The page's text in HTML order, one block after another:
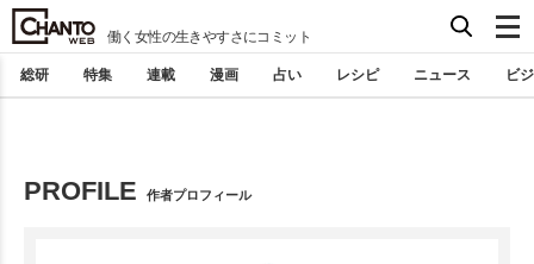
働く女性の生きやすさにコミット
総研 特集 連載 漫画 占い レシピ ニュース ビ
PROFILE 作者プロフィール